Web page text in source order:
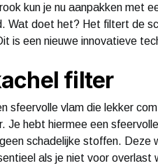
kun je nu aanpakken met
Wat doet het? Het filtert de
is een nieuwe innovatieve
filter
sfeervolle vlam die lekker
Je hebt hiermee een
schadelijke stoffen.
als je niet voor overlast